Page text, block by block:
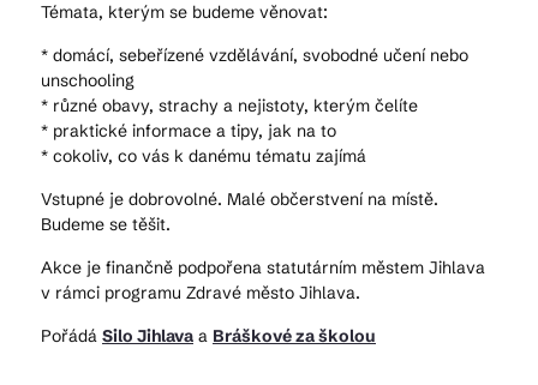
Témata, kterým se budeme věnovat:
* domácí, sebeřízené vzdělávání, svobodné učení nebo
unschooling
* různé obavy, strachy a nejistoty, kterým čelíte
* praktické informace a tipy, jak na to
* cokoliv, co vás k danému tématu zajímá
Vstupné je dobrovolné. Malé občerstvení na místě.
Budeme se těšit.
Akce je finančně podpořena statutárním městem Jihlava
v rámci programu Zdravé město Jihlava.
Pořádá Silo Jihlava a Bráškové za školou